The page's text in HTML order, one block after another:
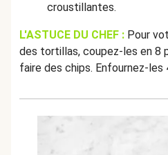
croustillantes.
L'ASTUCE DU CHEF : Pour
des tortillas, coupez-les en 8
faire des chips. Enfournez-les